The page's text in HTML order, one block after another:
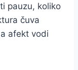
pauzu, koliko
čuva
afekt vodi